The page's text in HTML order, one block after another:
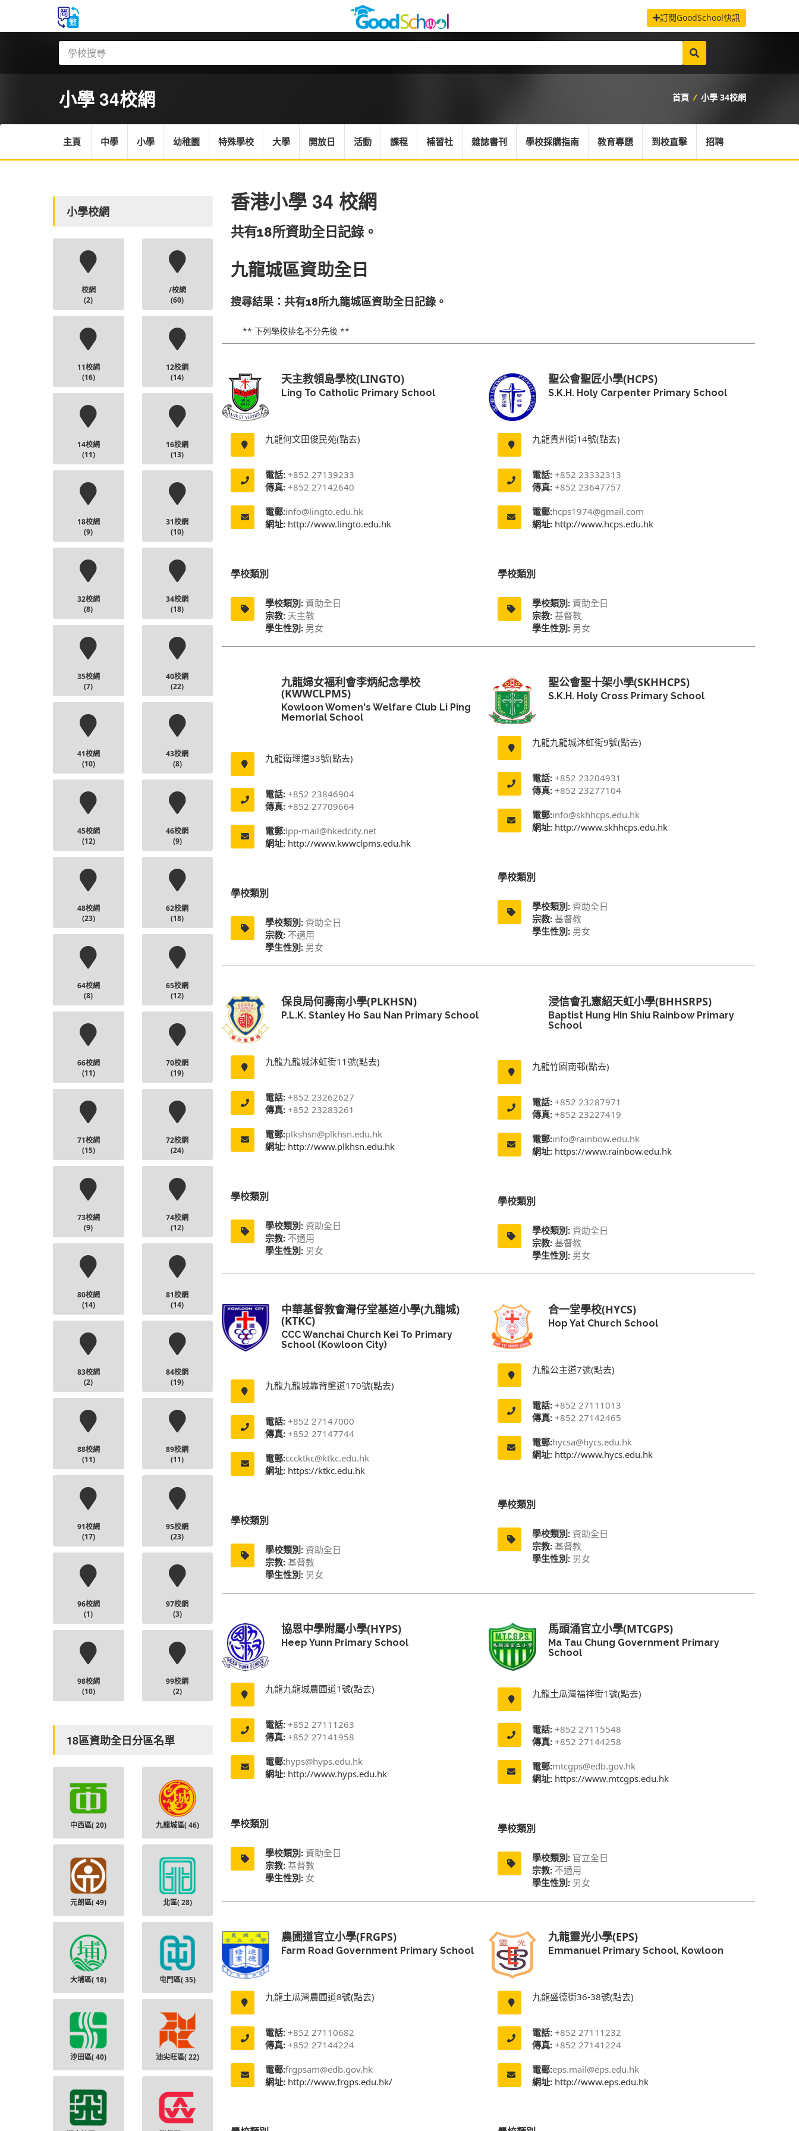
訂閱GoodSchool快訊
小學 34校網 首頁 / 小學 34校網
主頁 中學 小學 幼稚園 特殊學校 大學 開放日 活動 課程 補習社 雜誌書刊 學校採購指南 教育專題 到校直擊 招聘
香港小學 34 校網
共有18所資助全日記錄。
九龍城區資助全日
搜尋結果：共有18所九龍城區資助全日記錄。
** 下列學校排名不分先後 **
天主教領島學校(LINGTO)
Ling To Catholic Primary School
九龍何文田俊民苑(點去)
電話: +852 27139233
傳真: +852 27142640
電郵:info@lingto.edu.hk
網址: http://www.lingto.edu.hk
學校類別
學校類別: 資助全日
宗教: 天主教
學生性別: 男女
聖公會聖匠小學(HCPS)
S.K.H. Holy Carpenter Primary School
九龍貴州街14號(點去)
電話:+852 23332313
傳真:+852 23647757
電郵:hcps1974@gmail.com
網址:http://www.hcps.edu.hk
學校類別
學校類別:資助全日
宗教:基督教
學生性別:男女
九龍婦女福利會李炳紀念學校
(KWWCLPMS)
Kowloon Women's Welfare Club Li Ping
Memorial School
九龍衛理道33號(點去)
電話: +852 23846904
傳真: +852 27709664
電郵:lpp-mail@hkedcity.net
網址: http://www.kwwclpms.edu.hk
學校類別
學校類別: 資助全日
宗教: 不適用
學生性別: 男女
聖公會聖十架小學(SKHHCPS)
S.K.H. Holy Cross Primary School
九龍九龍城沐虹街9號(點去)
電話:+852 23204931
傳真:+852 23277104
電郵:info@skhhcps.edu.hk
網址:http://www.skhhcps.edu.hk
學校類別
學校類別:資助全日
宗教:基督教
學生性別:男女
保良局何壽南小學(PLKHSN)
P.L.K. Stanley Ho Sau Nan Primary School
九龍九龍城沐虹街11號(點去)
電話: +852 23262627
傳真: +852 23283261
電郵:plkshsn@plkhsn.edu.hk
網址: http://www.plkhsn.edu.hk
學校類別
學校類別: 資助全日
宗教: 不適用
學生性別: 男女
浸信會孔憲紹天虹小學(BHHSRPS)
Baptist Hung Hin Shiu Rainbow Primary
School
九龍竹園南邨(點去)
電話:+852 23287971
傳真:+852 23227419
電郵:info@rainbow.edu.hk
網址:https://www.rainbow.edu.hk
學校類別
學校類別:資助全日
宗教:基督教
學生性別:男女
中華基督教會灣仔堂基道小學(九龍城)
(KTKC)
CCC Wanchai Church Kei To Primary
School (Kowloon City)
九龍九龍城靠背壟道170號(點去)
電話: +852 27147000
傳真: +852 27147744
電郵:cccktkc@ktkc.edu.hk
網址: https://ktkc.edu.hk
學校類別
學校類別: 資助全日
宗教: 基督教
學生性別: 男女
合一堂學校(HYCS)
Hop Yat Church School
九龍公主道7號(點去)
電話:+852 27111013
傳真:+852 27142465
電郵:hycsa@hycs.edu.hk
網址:http://www.hycs.edu.hk
學校類別
學校類別:資助全日
宗教:基督教
學生性別:男女
協恩中學附屬小學(HYPS)
Heep Yunn Primary School
九龍九龍城農圃道1號(點去)
電話: +852 27111263
傳真: +852 27141958
電郵:hyps@hyps.edu.hk
網址: http://www.hyps.edu.hk
學校類別
學校類別: 資助全日
宗教: 基督教
學生性別: 女
馬頭涌官立小學(MTCGPS)
Ma Tau Chung Government Primary
School
九龍土瓜灣福祥街1號(點去)
電話:+852 27115548
傳真:+852 27144258
電郵:mtcgps@edb.gov.hk
網址:https://www.mtcgps.edu.hk
學校類別
學校類別:官立全日
宗教:不適用
學生性別:男女
農圃道官立小學(FRGPS)
Farm Road Government Primary School
九龍土瓜灣農圃道8號(點去)
電話: +852 27110682
傳真: +852 27144224
電郵:frgpsam@edb.gov.hk
網址: http://www.frgps.edu.hk/
九龍靈光小學(EPS)
Emmanuel Primary School, Kowloon
九龍盛德街36-38號(點去)
電話:+852 27111232
傳真:+852 27141224
電郵:eps.mail@eps.edu.hk
網址:http://www.eps.edu.hk
小學校網
校網
(2)
/校網
(60)
11校網
(16)
12校網
(14)
14校網
(11)
16校網
(13)
18校網
(9)
31校網
(10)
32校網
(8)
34校網
(18)
35校網
(7)
40校網
(22)
41校網
(10)
43校網
(8)
45校網
(12)
46校網
(9)
48校網
(23)
62校網
(18)
64校網
(8)
65校網
(12)
66校網
(11)
70校網
(19)
71校網
(15)
72校網
(24)
73校網
(9)
74校網
(12)
80校網
(14)
81校網
(14)
83校網
(2)
84校網
(19)
88校網
(11)
89校網
(11)
91校網
(17)
95校網
(23)
96校網
(1)
97校網
(3)
98校網
(10)
99校網
(2)
18區資助全日分區名單
中西區(20) 九龍城區(46)
元朗區(49) 北區(28)
大埔區( 18) 屯門區(35)
沙田區(40) 油尖旺區(22)